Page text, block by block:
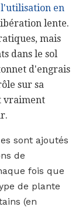
en
lente.
mais
dans le sol
d'engrais
sur sa
vraiment
sont ajoutés
de
fois que
de plante
(en